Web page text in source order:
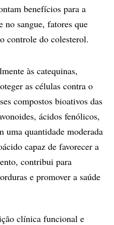
benefícios para a
no sangue, fatores que
controle do colesterol.
às catequinas,
as células contra o
compostos bioativos das
ácidos fenólicos,
uma quantidade moderada
capaz de favorecer a
contribui para
e promover a saúde
clínica funcional e